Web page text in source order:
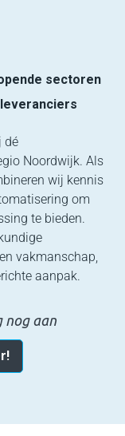
dé
Noordwijk. Als
wij kennis
om
te bieden.
vakmanschap,
aanpak.
sectoren
nog aan